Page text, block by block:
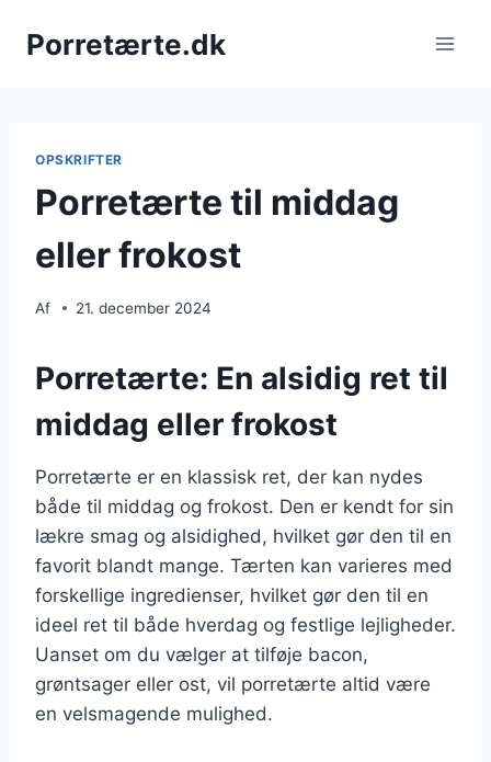
Porretærte.dk
OPSKRIFTER
Porretærte til middag
eller frokost
Af 21. december 2024
Porretærte: En alsidig ret til
middag eller frokost
Porretærte er en klassisk ret, der kan nydes
både til middag og frokost. Den er kendt for sin
lækre smag og alsidighed, hvilket gør den til en
favorit blandt mange. Tærten kan varieres med
forskellige ingredienser, hvilket gør den til en
ideel ret til både hverdag og festlige lejligheder.
Uanset om du vælger at tilføje bacon,
grøntsager eller ost, vil porretærte altid være
en velsmagende mulighed.